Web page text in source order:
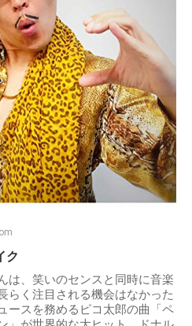
ク
は、笑いのセンスと同時に音楽
らく注目される機会はなかった
ースを務めるピコ太郎の曲「ペ